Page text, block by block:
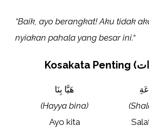
“Baik, ayo berangkat! Aku tidak
nyiakan pahala yang besar ini.“
هَيَّا بِنَا
(Hayya bina)
Ayo kita